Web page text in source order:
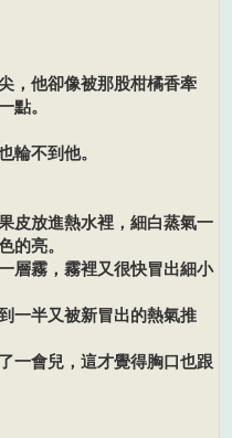
他卻像被那股柑橘香牽
點。
不到他。
放進熱水裡，細白蒸氣一
的亮。
霧，霧裡又很快冒出細小
半又被新冒出的熱氣推
會兒，這才覺得胸口也跟